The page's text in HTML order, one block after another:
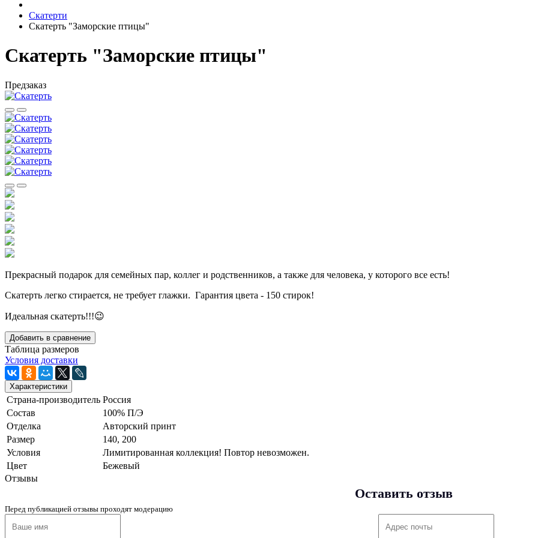
Скатерти
Скатерть "Заморские птицы"
Скатерть "Заморские птицы"
Предзаказ
Прекрасный подарок для семейных пар, коллег и родственников, а также для человека, у которого все есть!
Скатерть легко стирается, не требует глажки. Гарантия цвета - 150 стирок!
Идеальная скатерть!!!😉
Добавить в сравнение
Таблица размеров
Условия доставки
Характеристики
Страна-производитель Россия
Состав
100% П/Э
Отделка
Авторский принт
Размер
140, 200
Условия
Лимитированная коллекция! Повтор невозможен.
Цвет
Бежевый
Отзывы
Оставить отзыв
Перед публикацией отзывы проходят модерацию